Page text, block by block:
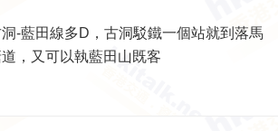
-藍田線多D，古洞駁鐵一個站就到落馬
，又可以執藍田山既客